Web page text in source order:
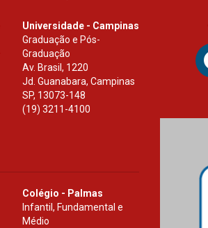
Universidade - Campinas
Graduação e Pós-
Graduação
Av. Brasil, 1220
Jd. Guanabara, Campinas
SP, 13073-148
(19) 3211-4100
Colégio - Palmas
Infantil, Fundamental e
Médio